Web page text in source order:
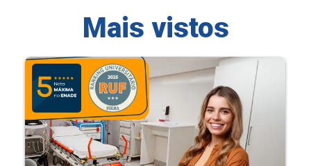
Mais vistos